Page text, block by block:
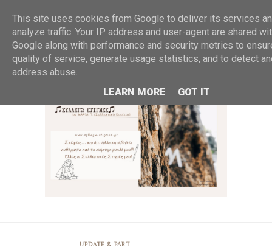
MENU
UPDATE & PART
This site uses cookies from Google to deliver its services
analyze traffic. Your IP address and user-agent are shared
Google along with performance and security metrics to
quality of service, generate usage statistics, and to detect
address abuse.
LEARN MORE
GOT IT